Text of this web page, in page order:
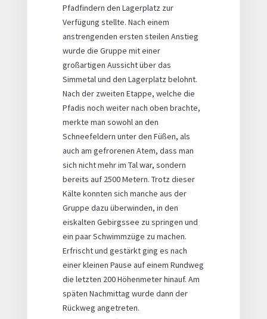
Pfadfindern den Lagerplatz zur
Verfügung stellte. Nach einem
anstrengenden ersten steilen Anstieg
wurde die Gruppe mit einer
großartigen Aussicht über das
Simmetal und den Lagerplatz belohnt.
Nach der zweiten Etappe, welche die
Pfadis noch weiter nach oben brachte,
merkte man sowohl an den
Schneefeldern unter den Füßen, als
auch am gefrorenen Atem, dass man
sich nicht mehr im Tal war, sondern
bereits auf 2500 Metern. Trotz dieser
Kälte konnten sich manche aus der
Gruppe dazu überwinden, in den
eiskalten Gebirgssee zu springen und
ein paar Schwimmzüge zu machen.
Erfrischt und gestärkt ging es nach
einer kleinen Pause auf einem Rundweg
die letzten 200 Höhenmeter hinauf. Am
späten Nachmittag wurde dann der
Rückweg angetreten.